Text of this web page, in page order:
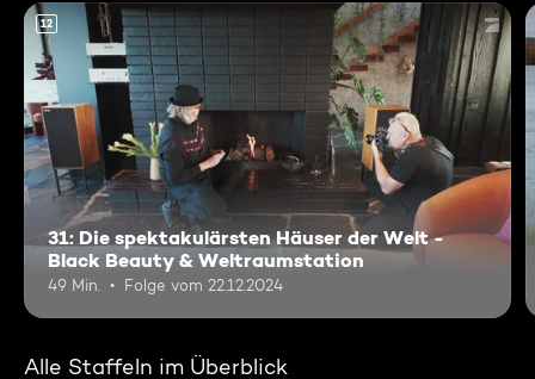
12
31: Die spektakulärsten Häuser der Welt -
Black Beauty & Weltraumstation
49 Min. Folge vom 22.12.2024
Alle Staffeln im Überblick